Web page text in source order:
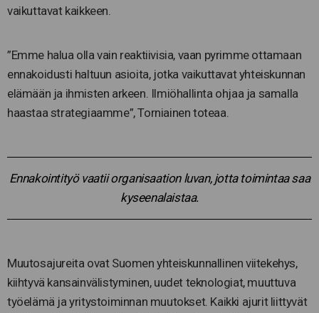
vaikuttavat kaikkeen.
”Emme halua olla vain reaktiivisia, vaan pyrimme ottamaan
ennakoidusti haltuun asioita, jotka vaikuttavat yhteiskunnan
elämään ja ihmisten arkeen. Ilmiöhallinta ohjaa ja samalla
haastaa strategiaamme”, Torniainen toteaa.
Ennakointityö vaatii organisaation luvan, jotta toimintaa saa
kyseenalaistaa.
Muutosajureita ovat Suomen yhteiskunnallinen viitekehys,
kiihtyvä kansainvälistyminen, uudet teknologiat, muuttuva
työelämä ja yritystoiminnan muutokset. Kaikki ajurit liittyvät